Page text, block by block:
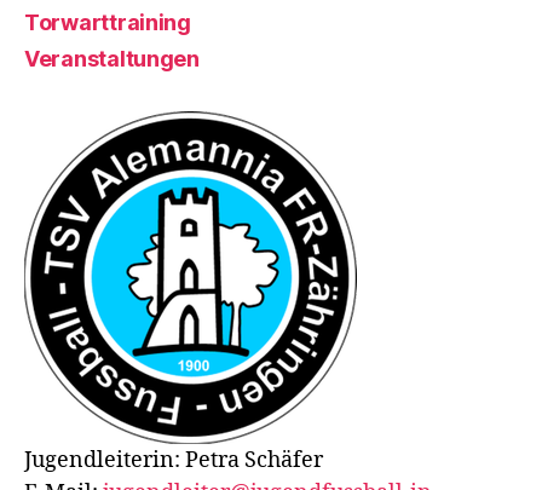
Torwarttraining
Veranstaltungen
Jugendleiterin: Petra Schäfer